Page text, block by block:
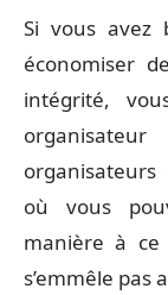
Si vous avez
économiser
intégrité,
où vous
manière à ce
s’emmêle pas